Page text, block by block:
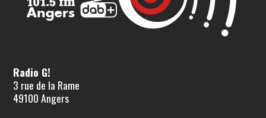
Radio G!
3 rue de la Rame
49100 Angers